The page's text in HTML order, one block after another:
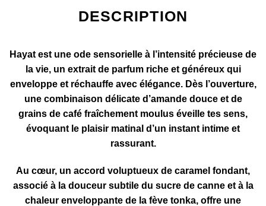
DESCRIPTION
Hayat est une ode sensorielle à l’intensité précieuse de
la vie, un extrait de parfum riche et généreux qui
enveloppe et réchauffe avec élégance. Dès l’ouverture,
une combinaison délicate d’amande douce et de
grains de café fraîchement moulus éveille tes sens,
évoquant le plaisir matinal d’un instant intime et
rassurant.
Au cœur, un accord voluptueux de caramel fondant,
associé à la douceur subtile du sucre de canne et à la
chaleur enveloppante de la fève tonka, offre une